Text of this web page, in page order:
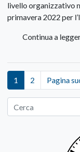
livello organizzativo
primavera 2022 per
Continua a
1 2 Pagina